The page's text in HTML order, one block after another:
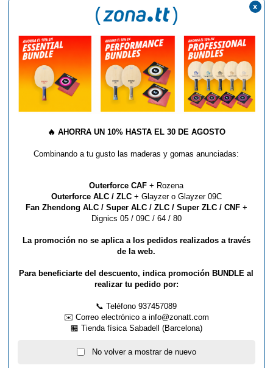
Negro, Rojo
1.5, 1.8, 2.1
GOMA SAUER & TRÖGER
HELLFIRE X
Color: Azul, Negro, Rojo, Verde, Violeta
OX, 0.5, 1.2
39,90 €
🔥 AHORRA UN 10% HASTA EL 30 DE AGOSTO
Combinando a tu gusto las maderas y gomas anunciadas:
Outerforce CAF + Rozena
Outerforce ALC / ZLC+ Glayzer o Glayzer 09C
Fan Zhendong ALC / Super ALC / ZLC / Super ZLC / CNF+
Dignics 05 / 09C / 64 / 80
La promoción no se aplica a los pedidos realizados a través
de la web.
Para beneficiarte del descuento, indica promoción BUNDLE al
realizar tu pedido por:
📞 Teléfono 937457089
✉️ Correo electrónico a info@zonatt.com
🏪 Tienda física Sabadell (Barcelona)
No volver a mostrar de nuevo
x